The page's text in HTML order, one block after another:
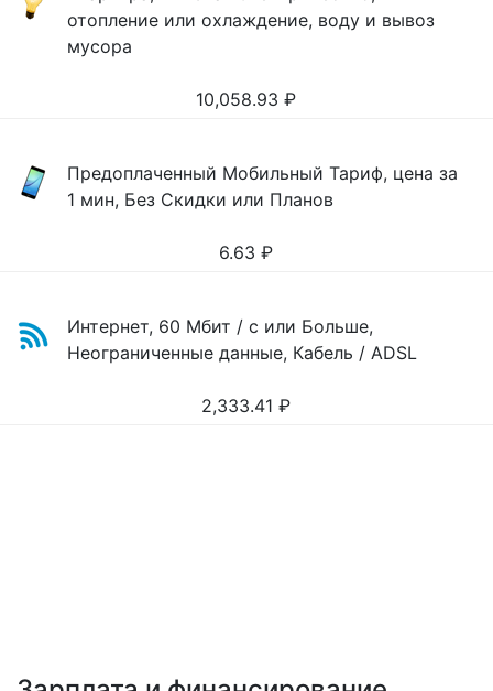
отопление или охлаждение, воду и вывоз
мусора
10,058.93 ₽
Предоплаченный Мобильный Тариф, цена за
1 мин, Без Скидки или Планов
6.63 ₽
Интернет, 60 Мбит / с или Больше,
Неограниченные данные, Кабель / ADSL
2,333.41 ₽